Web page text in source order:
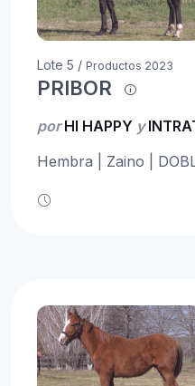
Lote 5 / Productos 2023
PRIBOR
porHI HAPPY y
Hembra | Zaino |